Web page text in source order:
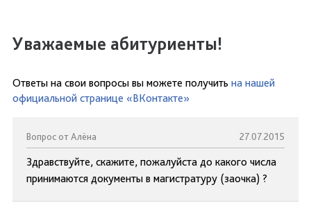
Уважаемые абитуриенты!
Ответы на свои вопросы вы можете получить на нашей
официальной странице «ВКонтакте»
Вопрос от Алёна 27.07.2015
Здравствуйте, скажите, пожалуйста до какого числа
принимаются документы в магистратуру (заочка) ?